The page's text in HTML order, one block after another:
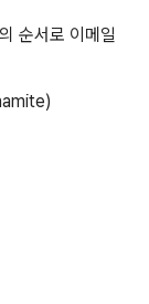
의 순서로 이메일